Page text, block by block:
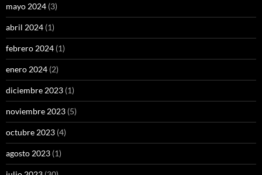
mayo 2024 (3)
abril 2024 (1)
febrero 2024 (1)
enero 2024 (2)
diciembre 2023 (1)
noviembre 2023 (5)
octubre 2023 (4)
agosto 2023 (1)